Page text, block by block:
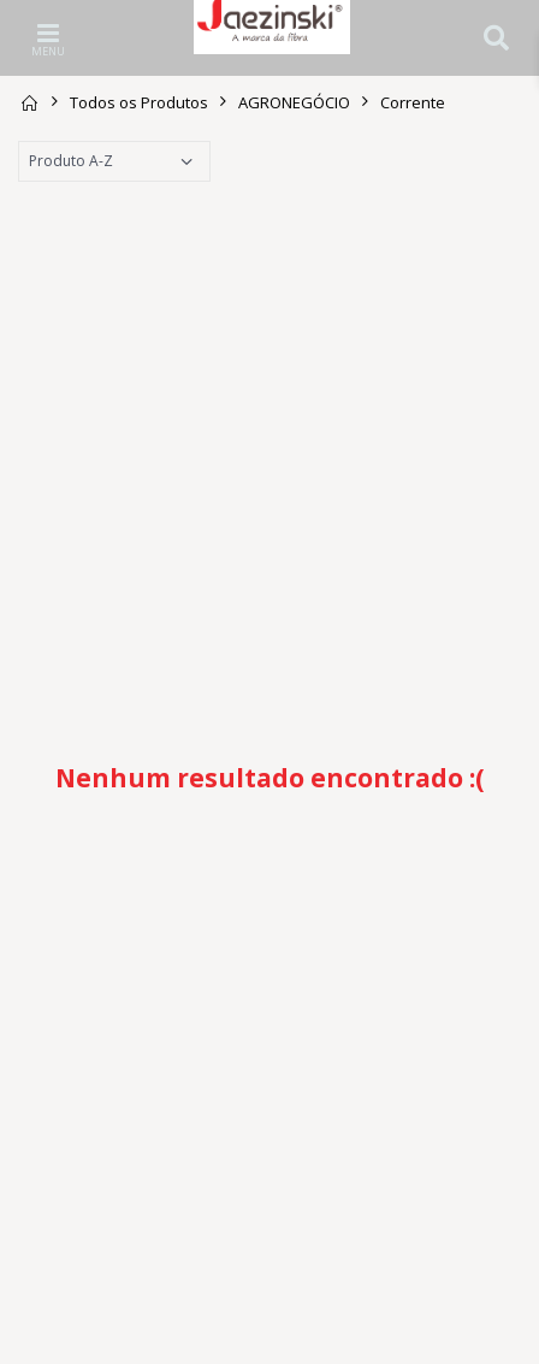
MENU
Todos os Produtos AGRONEGÓCIO Corrente
Nenhum resultado encontrado :(